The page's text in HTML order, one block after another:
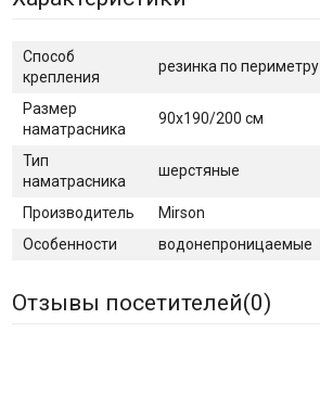
Способ
крепления
резинка по периметру
Размер
наматрасника
90х190/200 см
Тип
наматрасника
шерстяные
Производитель
Mirson
Особенности
водонепроницаемые
Отзывы посетителей(0)